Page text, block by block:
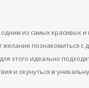
из самых красивых
познакомиться с
этого идеально
и окунуться в